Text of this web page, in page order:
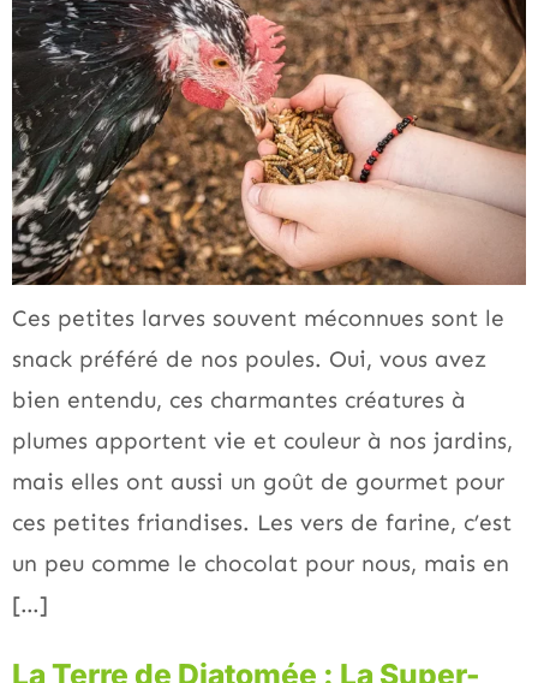
Ces petites larves souvent méconnues sont le
snack préféré de nos poules. Oui, vous avez
bien entendu, ces charmantes créatures à
plumes apportent vie et couleur à nos jardins,
mais elles ont aussi un goût de gourmet pour
ces petites friandises. Les vers de farine, c’est
un peu comme le chocolat pour nous, mais en
[…]
La Terre de Diatomée : La Super-